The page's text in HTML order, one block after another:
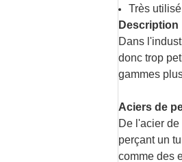
Très
Description
Dans
donc trop
gammes
Aciers de
De l'acier
perçant un
comme des